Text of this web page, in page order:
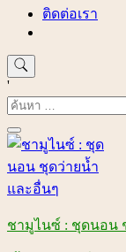
ติดต่อเรา
'
ค้นหา
สำหรับ:
ชามูไนซ์ : ชุดนอน